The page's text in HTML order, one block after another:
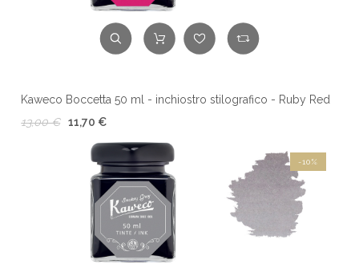
Kaweco Boccetta 50 ml - inchiostro stilografico - Ruby Red
13,00 €
11,70 €
-10%